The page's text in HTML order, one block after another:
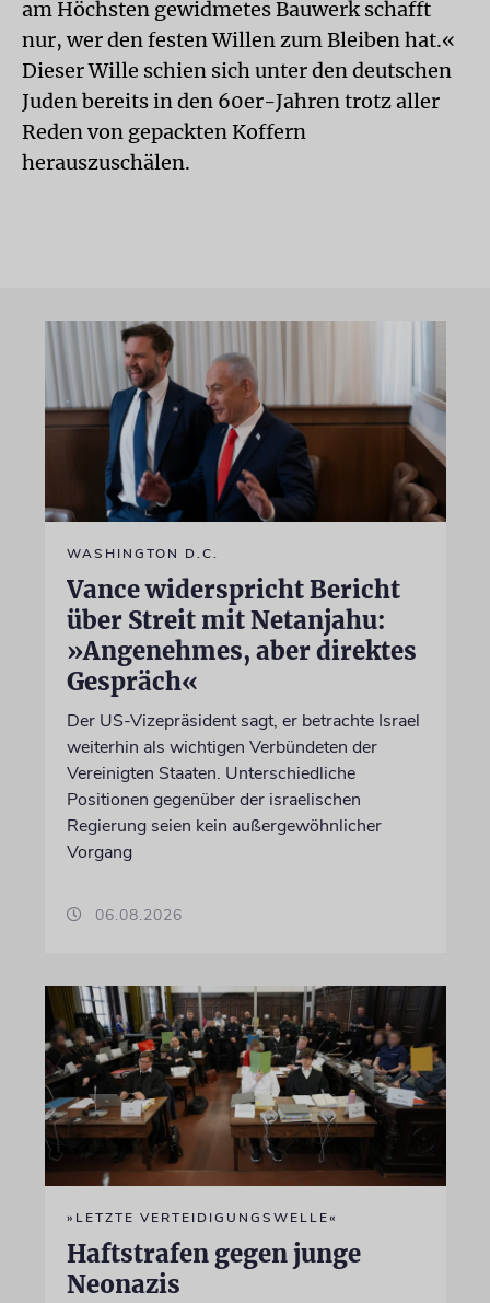
am Höchsten gewidmetes Bauwerk schafft
nur, wer den festen Willen zum Bleiben hat.«
Dieser Wille schien sich unter den deutschen
Juden bereits in den 60er-Jahren trotz aller
Reden von gepackten Koffern
herauszuschälen.
WASHINGTON D.C.
Vance widerspricht Bericht
über Streit mit Netanjahu:
»Angenehmes, aber direktes
Gespräch«
Der US-Vizepräsident sagt, er betrachte Israel
weiterhin als wichtigen Verbündeten der
Vereinigten Staaten. Unterschiedliche
Positionen gegenüber der israelischen
Regierung seien kein außergewöhnlicher
Vorgang
06.08.2026
»LETZTE VERTEIDIGUNGSWELLE«
Haftstrafen gegen junge
Neonazis